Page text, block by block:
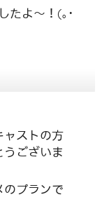
たよ〜！(｡･
ャストの方
ございま
プランで